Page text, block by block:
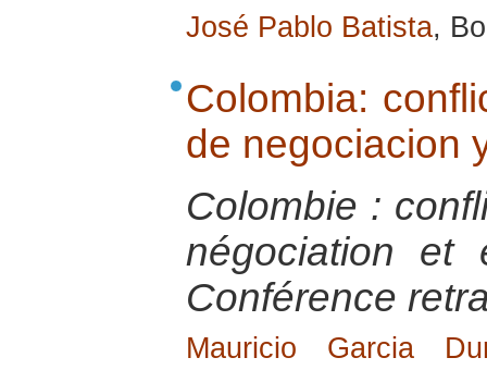
José Pablo Batista,
Colombia:
de negociacion
Colombie :
négociation et
Conférence
Mauricio Garcia